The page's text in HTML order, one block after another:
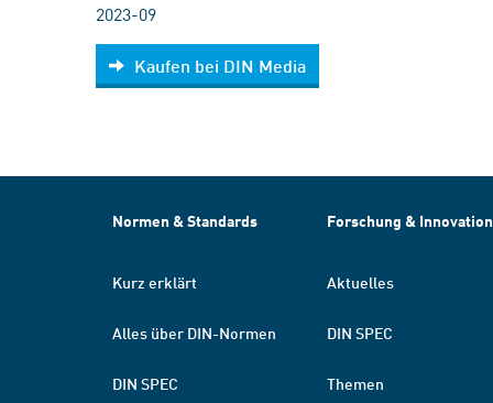
2023-09
Kaufen bei DIN Media
Normen & Standards
Kurz erklärt
Alles über DIN-Normen
DIN SPEC
Forschung & Innovation
Aktuelles
DIN SPEC
Themen